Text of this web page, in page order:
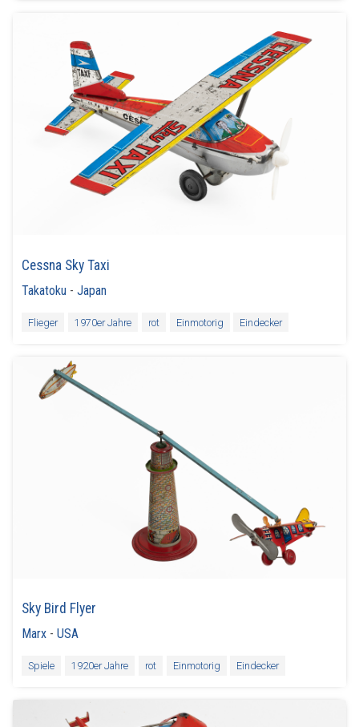
Cessna Sky Taxi
Takatoku -Japan
Flieger 1970er Jahre rot Einmotorig Eindecker
Sky Bird Flyer
Marx -USA
Spiele 1920er Jahre rot Einmotorig Eindecker